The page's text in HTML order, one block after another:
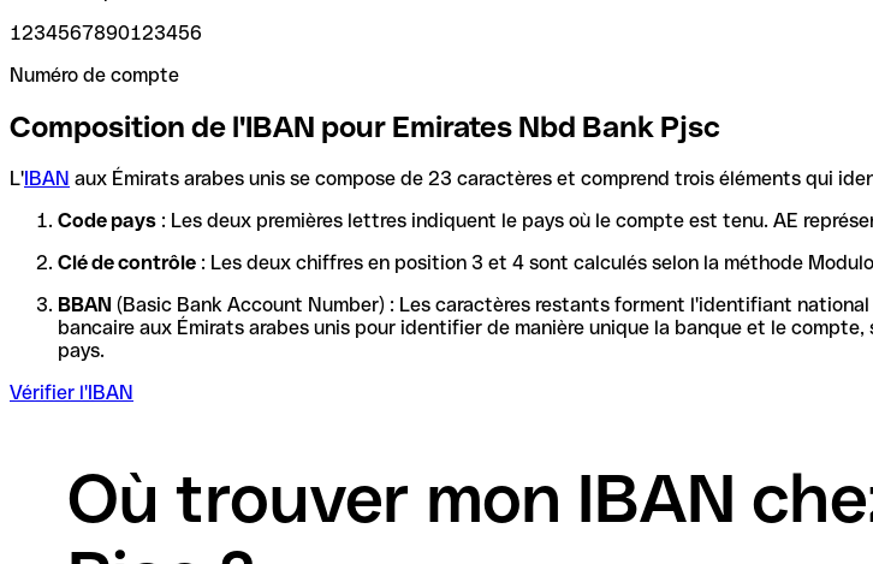
1234567890123456
Numéro de compte
Composition de l'IBAN pour Emirates Nbd Bank Pjsc
L'IBAN aux Émirats arabes unis se compose de 23 caractères et comprend trois éléments qui
Code pays : Les deux premières lettres indiquent le pays où le compte est tenu. AE
Clé de contrôle : Les deux chiffres en position 3 et 4 sont calculés selon la méthode
BBAN (Basic Bank Account Number) : Les caractères restants forment l'identifiant
bancaire aux Émirats arabes unis pour identifier de manière unique la banque et le compte, sa structure et sa
pays.
Vérifier l'IBAN
Où trouver mon IBAN